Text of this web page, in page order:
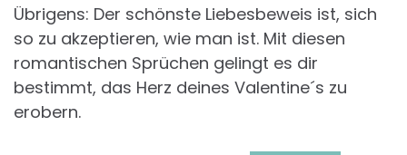
Übrigens: Der schönste Liebesbeweis ist, sich
so zu akzeptieren, wie man ist. Mit diesen
romantischen Sprüchen gelingt es dir
bestimmt, das Herz deines Valentine´s zu
erobern.